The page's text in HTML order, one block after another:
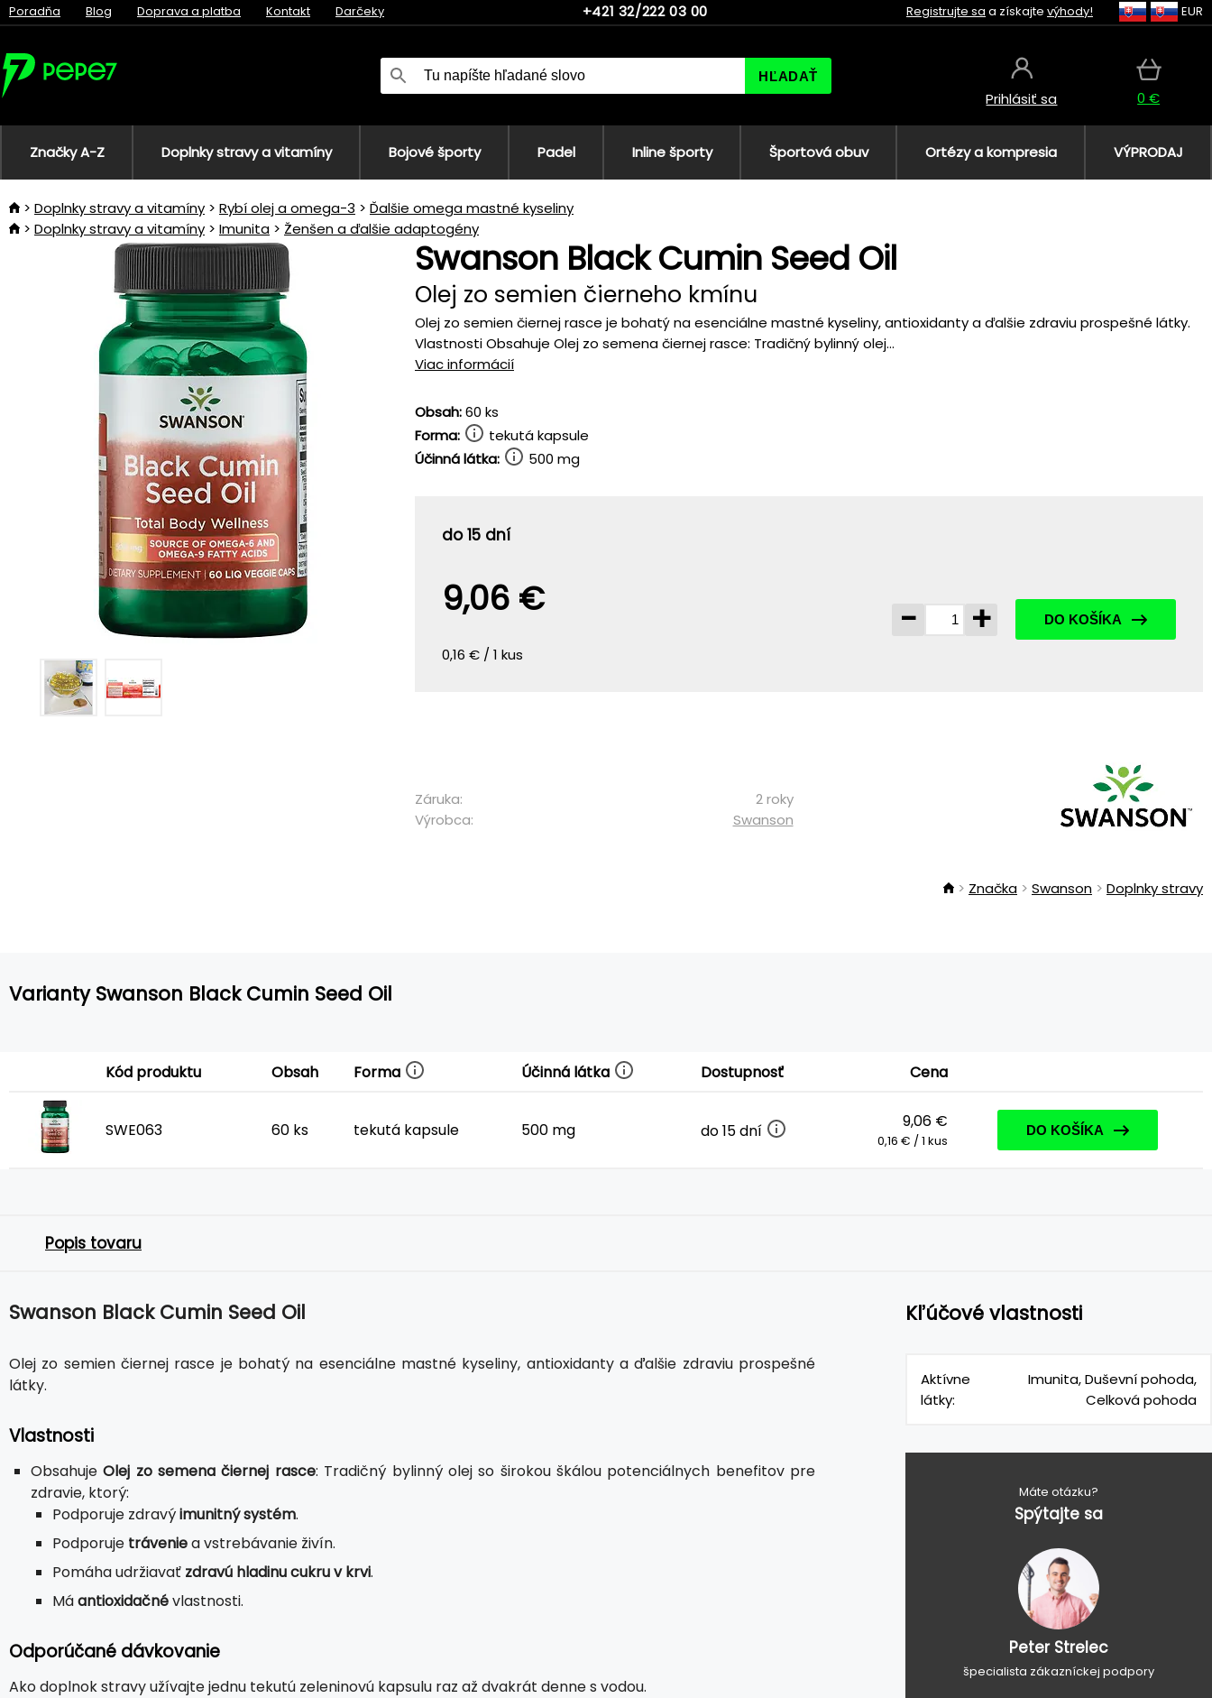
Poradňa Blog Doprava a platba Kontakt Darčeky +421 32/222 03 00 Registrujte sa a získajte výhody! EUR
HĽADAŤ
Prihlásiť sa 0 €
Značky A-Z Doplnky stravy a vitamíny Bojové športy Padel Inline športy Športová obuv Ortézy a kompresia VÝPRODAJ
Doplnky stravy a vitamíny Rybí olej a omega-3
Ďalšie omega mastné kyseliny
Doplnky stravy a vitamíny
Imunita Ženšen a ďalšie adaptogény
Swanson Black Cumin Seed Oil
Olej zo semien čierneho kmínu
Olej zo semien čiernej rasce je bohatý na esenciálne mastné kyseliny, antioxidanty a ďalšie zdraviu prospešné látky.
Vlastnosti Obsahuje Olej zo semena čiernej rasce: Tradičný bylinný olej...
Viac informácií
Obsah:60 ks
Forma:
tekutá kapsule
Účinná látka:
500 mg
do 15 dní
9,06 €
0,16 € / 1 kus
- + DO KOŠÍKA
Záruka:
2 roky
Výrobca:
Swanson
Značka Swanson Doplnky stravy
Varianty Swanson Black Cumin Seed Oil
Kód produktu Obsah Forma Účinná látka Dostupnosť Cena
SWE063 60 ks tekutá kapsule 500 mg do 15 dní 9,06 €
0,16 € / 1 kus
DO KOŠÍKA
Popis tovaru
Swanson Black Cumin Seed Oil
Olej zo semien čiernej rasce je bohatý na esenciálne mastné kyseliny, antioxidanty a ďalšie zdraviu prospešné
látky.
Vlastnosti
ObsahujeOlej zo semena čiernej rasce: Tradičný bylinný olej so širokou škálou potenciálnych benefitov pre
zdravie, ktorý:
Podporuje zdravýimunitný systém.
Podporuje tráveniea vstrebávanie živín.
Pomáha udržiavať zdravú hladinu cukru v krvi.
Máantioxidačnévlastnosti.
Odporúčané dávkovanie
Ako doplnok stravy užívajte jednu tekutú zeleninovú kapsulu raz až dvakrát denne s vodou.
Kľúčové vlastnosti
Aktívne
látky:
Imunita, Duševní pohoda,
Celková pohoda
Máte otázku?
Spýtajte sa
Peter Strelec
špecialista zákazníckej podpory